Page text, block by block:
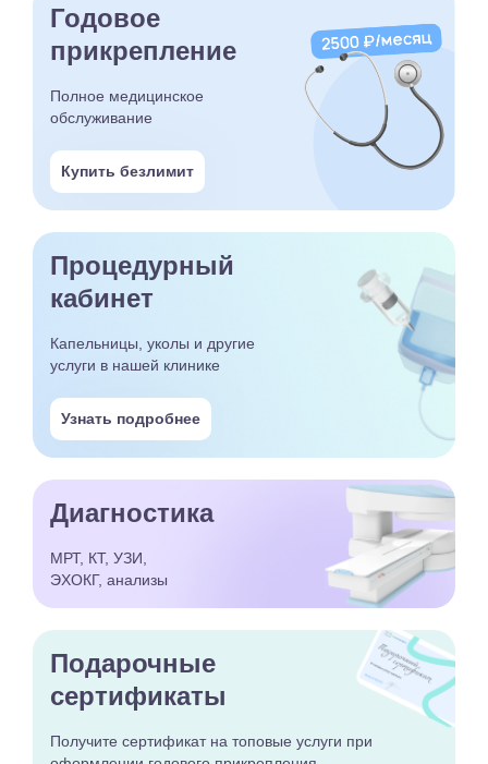
Годовое
прикрепление
Полное медицинское
обслуживание
Купить безлимит
Процедурный
кабинет
Капельницы, уколы и другие
услуги в нашей клинике
Узнать подробнее
Диагностика
МРТ, КТ, УЗИ,
ЭХОКГ, анализы
Подарочные
сертификаты
Получите сертификатна топовые услуги при